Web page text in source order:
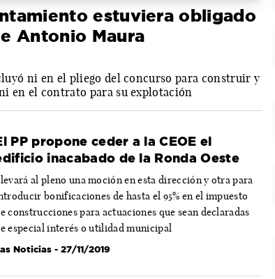
estuviera obligado
Antonio Maura
ni en el pliego del concurso para construir y
en el contrato para su explotación
PP propone ceder a la CEOE el
inacabado de la Ronda Oeste
al pleno una moción en esta dirección y otra para
bonificaciones de hasta el 95% en el impuesto
construcciones para actuaciones que sean declaradas
especial interés o utilidad municipal
Noticias - 27/11/2019